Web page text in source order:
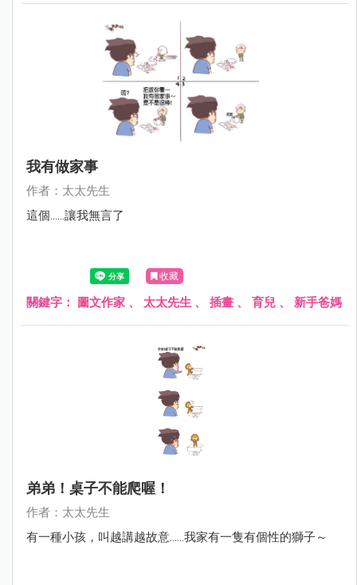
我有做家事
作者：太太先生
這個......讓我無言了
收藏
關鍵字： 圖文作家 、 太太先生 、 插畫 、 育兒 、 新手爸媽
弟弟！桌子不能爬喔！
作者：太太先生
有一種小孩，叫越講越故意......我家有一隻有個性的獅子～